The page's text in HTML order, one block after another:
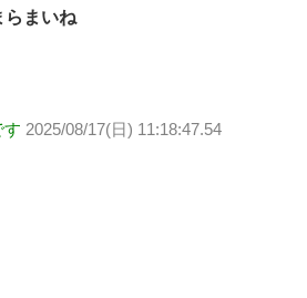
らまいね
す 2025/08/17(日) 11:18:47.54